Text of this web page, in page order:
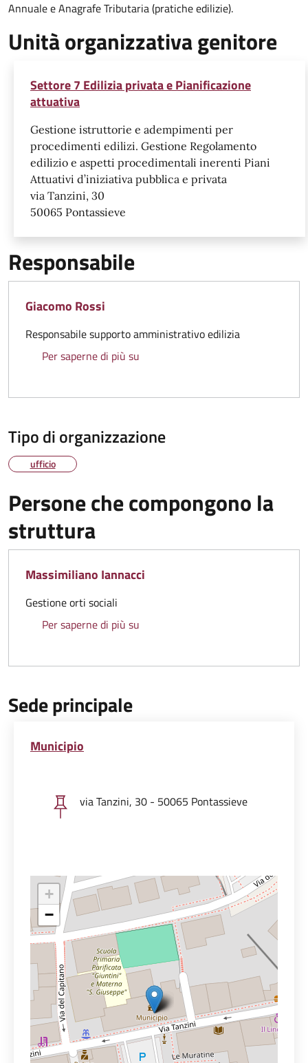
Annuale e Anagrafe Tributaria (pratiche edilizie).
Unità organizzativa genitore
Settore 7 Edilizia privata e Pianificazione
attuativa
Gestione istruttorie e adempimenti per
procedimenti edilizi. Gestione Regolamento
edilizio e aspetti procedimentali inerenti Piani
Attuativi d’iniziativa pubblica e privata
via Tanzini, 30
50065 Pontassieve
Responsabile
Giacomo Rossi
Responsabile supporto amministrativo edilizia
Per saperne di più su
Tipo di organizzazione
ufficio
Persone che compongono la
struttura
Massimiliano Iannacci
Gestione orti sociali
Per saperne di più su
Sede principale
Municipio
via Tanzini, 30 - 50065 Pontassieve
+
−